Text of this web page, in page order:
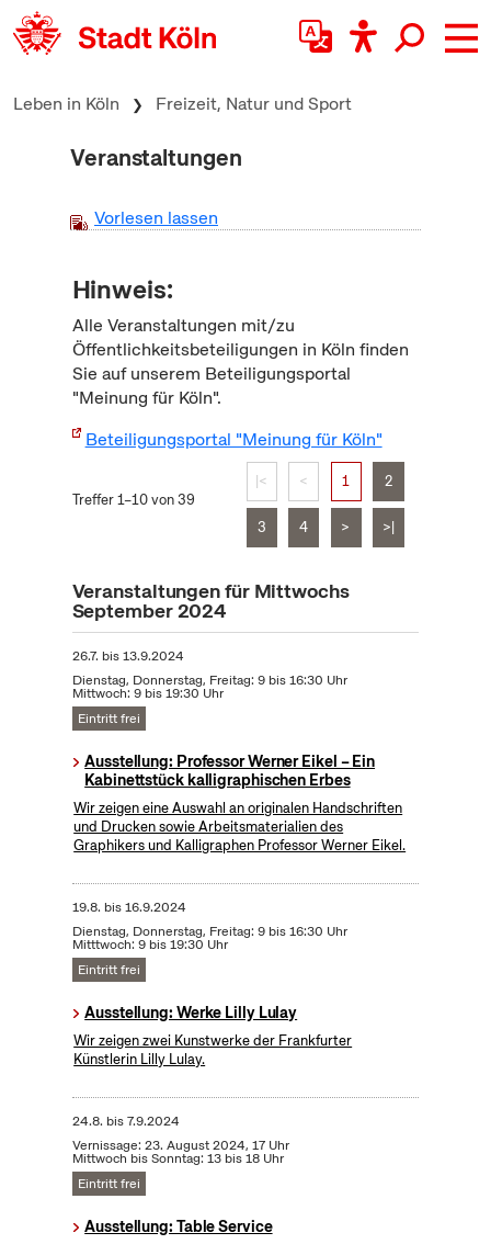
zum Inhalt springen
Leben in Köln Freizeit, Natur und Sport
Veranstaltungen
Vorlesen lassen
Hinweis:
Alle Veranstaltungen mit/zu
Öffentlichkeitsbeteiligungen in Köln finden
Sie auf unserem Beteiligungsportal
"Meinung für Köln".
Beteiligungsportal "Meinung für Köln"
Treffer 1–10 von 39
|< < 1 2
3 4 > >|
Veranstaltungen für Mittwochs
September 2024
26.7. bis13.9.2024
Dienstag, Donnerstag, Freitag: 9 bis 16:30 Uhr
Mittwoch: 9 bis 19:30 Uhr
Eintritt frei
Ausstellung: Professor Werner Eikel – Ein
Kabinettstück kalligraphischen Erbes
Wir zeigen eine Auswahl an originalen Handschriften
und Drucken sowie Arbeitsmaterialien des
Graphikers und Kalligraphen Professor Werner Eikel.
19.8. bis16.9.2024
Dienstag, Donnerstag, Freitag: 9 bis 16:30 Uhr
Mitttwoch: 9 bis 19:30 Uhr
Eintritt frei
Ausstellung: Werke Lilly Lulay
Wir zeigen zwei Kunstwerke der Frankfurter
Künstlerin Lilly Lulay.
24.8. bis7.9.2024
Vernissage: 23. August 2024, 17 Uhr
Mittwoch bis Sonntag: 13 bis 18 Uhr
Eintritt frei
Ausstellung: Table Service